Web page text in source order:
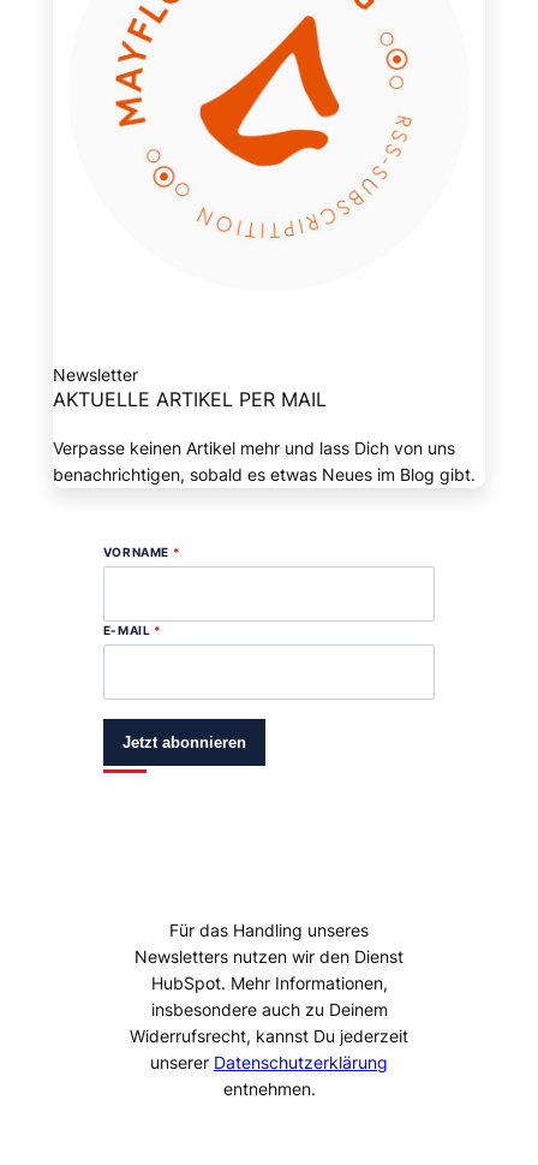
Newsletter
AKTUELLE ARTIKEL PER MAIL
Verpasse keinen Artikel mehr und lass Dich von uns
benachrichtigen, sobald es etwas Neues im Blog gibt.
VORNAME *
E-MAIL *
Jetzt abonnieren
Für das Handling unseres
Newsletters nutzen wir den Dienst
HubSpot. Mehr Informationen,
insbesondere auch zu Deinem
Widerrufsrecht, kannst Du jederzeit
unserer Datenschutzerklärung
entnehmen.